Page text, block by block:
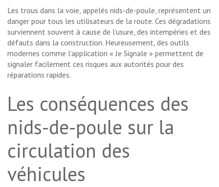
Les trous dans la voie, appelés nids-de-poule, représentent un
danger pour tous les utilisateurs de la route. Ces dégradations
surviennent souvent à cause de l’usure, des intempéries et des
défauts dans la construction. Heureusement, des outils
modernes comme l’application « Je Signale » permettent de
signaler facilement ces risques aux autorités pour des
réparations rapides.
Les conséquences des
nids-de-poule sur la
circulation des
véhicules